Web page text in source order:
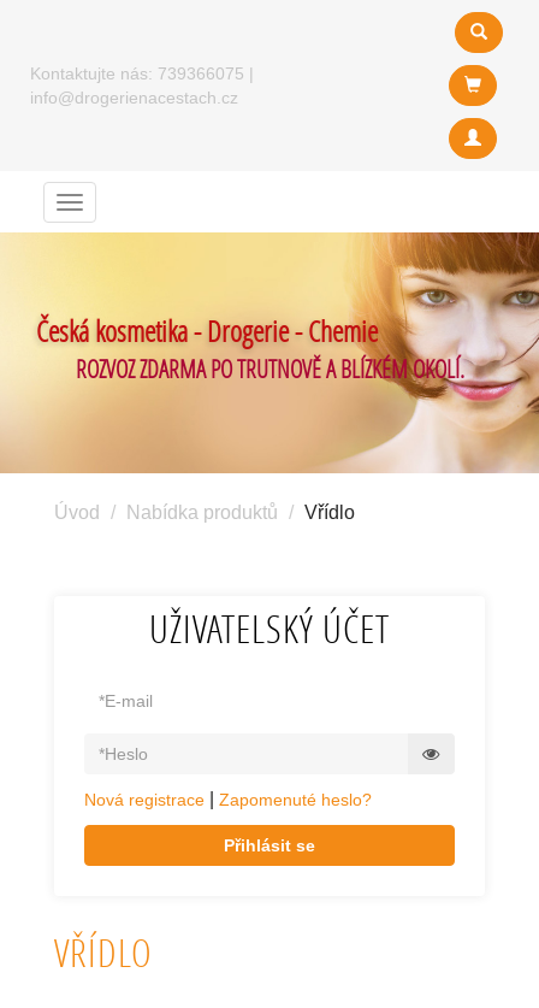
Kontaktujte nás: 739366075 |
info@drogerienacestach.cz
Menu
Česká kosmetika - Drogerie - Chemie
ROZVOZ ZDARMA PO TRUTNOVĚ A BLÍZKÉM OKOLÍ.
Úvod Nabídka produktů Vřídlo
UŽIVATELSKÝ ÚČET
Nová registrace Zapomenuté heslo?
Přihlásit se
VŘÍDLO